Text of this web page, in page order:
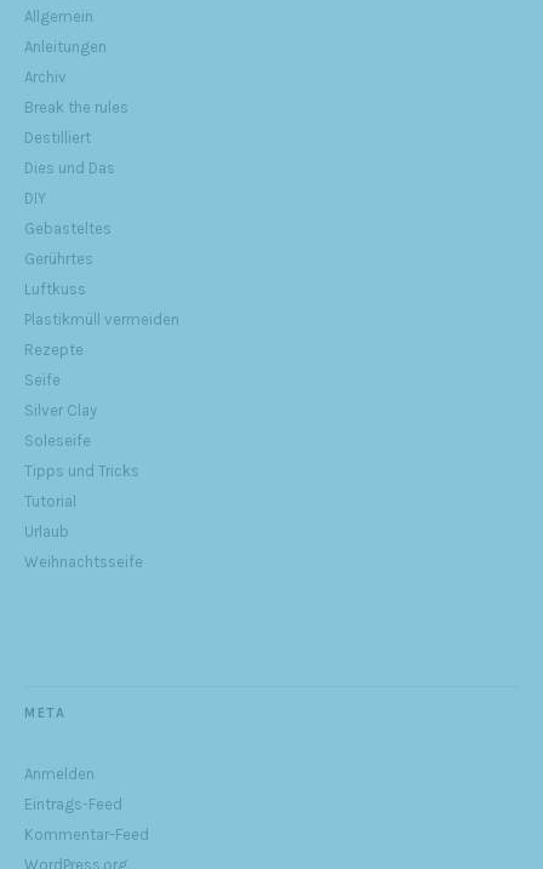
Allgemein
Anleitungen
Archiv
Break the rules
Destilliert
Dies und Das
DIY
Gebasteltes
Gerührtes
Luftkuss
Plastikmüll vermeiden
Rezepte
Seife
Silver Clay
Soleseife
Tipps und Tricks
Tutorial
Urlaub
Weihnachtsseife
META
Anmelden
Eintrags-Feed
Kommentar-Feed
WordPress.org